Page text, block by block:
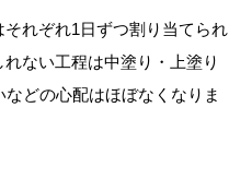
れぞれ1日ずつ割り当てられ
ない工程は中塗り・上塗り
どの心配はほぼなくなりま